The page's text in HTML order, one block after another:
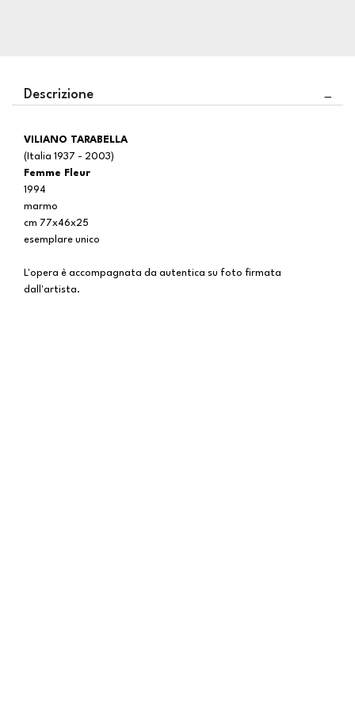
Descrizione
VILIANO TARABELLA
(Italia 1937 - 2003)
Femme Fleur
1994
marmo
cm 77x46x25
esemplare unico
L'opera è accompagnata da autentica su foto firmata
dall'artista.